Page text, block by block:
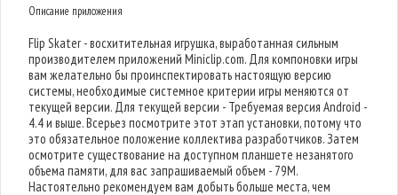
Описание приложения
Flip Skater - восхитительная игрушка, выработанная сильным
производителем приложений Miniclip.com. Для компоновки игры
вам желательно бы проинспектировать настоящую версию
системы, необходимые системное критерии игры меняются от
текущей версии. Для текущей версии - Требуемая версия Android -
4.4 и выше. Всерьез посмотрите этот этап установки, потому что
это обязательное положение коллектива разработчиков. Затем
осмотрите существование на доступном планшете незанятого
объема памяти, для вас запрашиваемый объем - 79M.
Настоятельно рекомендуем вам добыть больше места, чем